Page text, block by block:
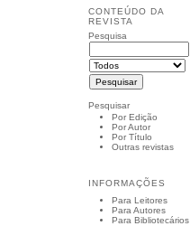
CONTEÚDO DA
REVISTA
Pesquisa
Pesquisar
Por Edição
Por Autor
Por Título
Outras revistas
INFORMAÇÕES
Para Leitores
Para Autores
Para Bibliotecários